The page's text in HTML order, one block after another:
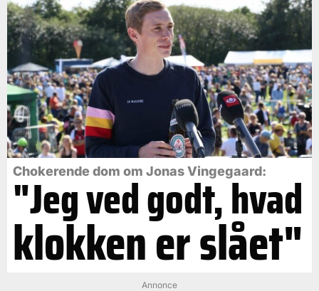
Chokerende dom om Jonas Vingegaard:
"Jeg ved godt, hvad
klokken er slået"
Annonce